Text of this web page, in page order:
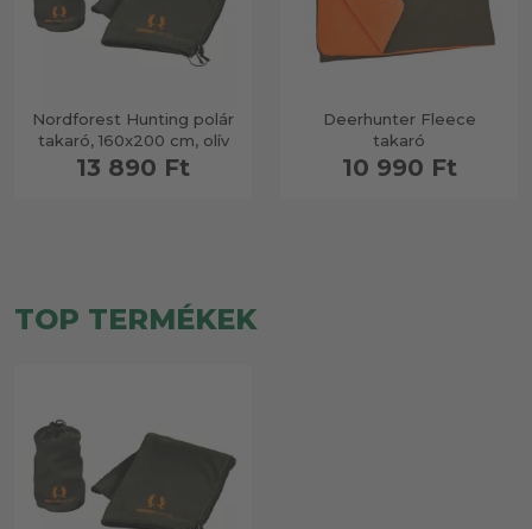
Nordforest Hunting polár
takaró, 160x200 cm, olív
13 890 Ft
Deerhunter Fleece
takaró
10 990 Ft
TOP TERMÉKEK